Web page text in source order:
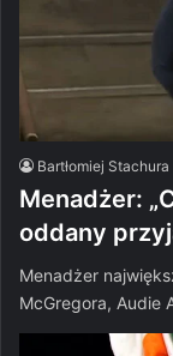
Bartłomiej Stachura
Menadżer:
oddany
Menadżer
McGregora, Audie